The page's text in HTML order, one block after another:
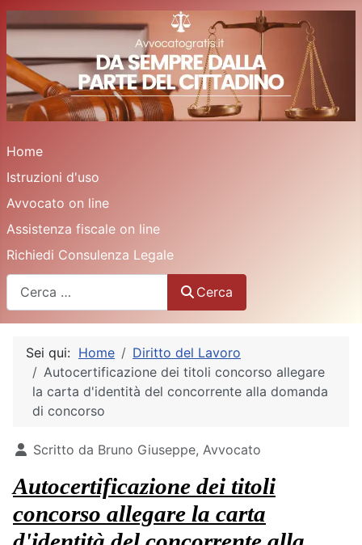
Home
Istruzioni d'uso
Avvocato on line
Assistenza fiscale on line
Richiedi Consulenza Legale
Cerca
Sei qui: Home
Diritto del Lavoro
Autocertificazione dei titoli concorso allegare
la carta d'identità del concorrente alla domanda
di concorso
Dettagli
Scritto da Bruno Giuseppe, Avvocato
Autocertificazione dei titoli
concorso allegare la carta